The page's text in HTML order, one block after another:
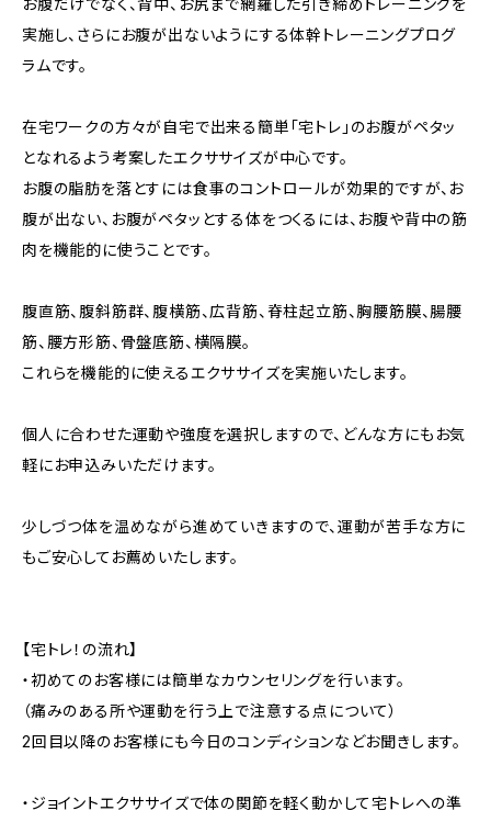
お腹だけでなく、背中、お尻まで網羅した引き締めトレーニングを
実施し、さらにお腹が出ないようにする体幹トレーニングプログ
ラムです。
在宅ワークの方々が自宅で出来る簡単「宅トレ」のお腹がペタッ
となれるよう考案したエクササイズが中心です。
お腹の脂肪を落とすには食事のコントロールが効果的ですが、お
腹が出ない、お腹がペタッとする体をつくるには、お腹や背中の筋
肉を機能的に使うことです。
腹直筋、腹斜筋群、腹横筋、広背筋、脊柱起立筋、胸腰筋膜、腸腰
筋、腰方形筋、骨盤底筋、横隔膜。
これらを機能的に使えるエクササイズを実施いたします。
個人に合わせた運動や強度を選択しますので、どんな方にもお気
軽にお申込みいただけます。
少しづつ体を温めながら進めていきますので、運動が苦手な方に
もご安心してお薦めいたします。
【宅トレ！の流れ】
・初めてのお客様には簡単なカウンセリングを行います。
（痛みのある所や運動を行う上で注意する点について）
2回目以降のお客様にも今日のコンディションなどお聞きします。
・ジョイントエクササイズで体の関節を軽く動かして宅トレへの準